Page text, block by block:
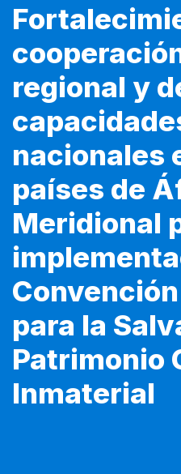
regional y
nacionales
países de
Meridional
para la
Patrimonio
Inmaterial